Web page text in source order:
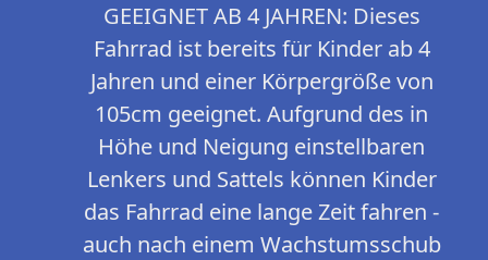
GEEIGNET AB 4 JAHREN: Dieses
Fahrrad ist bereits für Kinder ab 4
Jahren und einer Körpergröße von
105cm geeignet. Aufgrund des in
Höhe und Neigung einstellbaren
Lenkers und Sattels können Kinder
das Fahrrad eine lange Zeit fahren -
auch nach einem Wachstumsschub